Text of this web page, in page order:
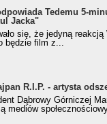
Tedemu 5-
Jacka"
się, że jedyną
będzie film z...
R.I.P. - artysta
Dąbrowy Górniczej
mediów